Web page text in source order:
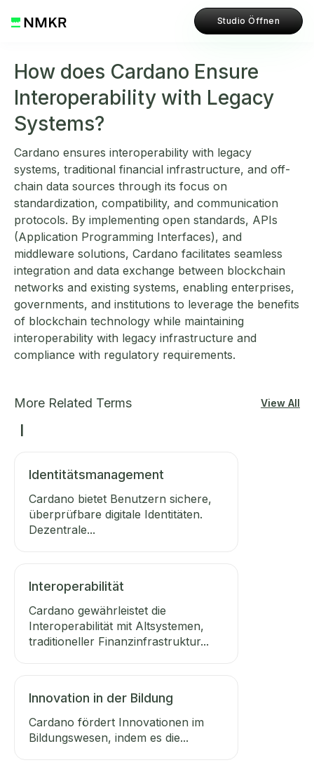
Studio Öffnen
How does Cardano Ensure
Interoperability with Legacy
Systems?
Cardano ensures interoperability with legacy
systems, traditional financial infrastructure, and off-
chain data sources through its focus on
standardization, compatibility, and communication
protocols. By implementing open standards, APIs
(Application Programming Interfaces), and
middleware solutions, Cardano facilitates seamless
integration and data exchange between blockchain
networks and existing systems, enabling enterprises,
governments, and institutions to leverage the benefits
of blockchain technology while maintaining
interoperability with legacy infrastructure and
compliance with regulatory requirements.
More Related Terms View All
I
Identitätsmanagement
Cardano bietet Benutzern sichere,
überprüfbare digitale Identitäten.
Dezentrale...
Interoperabilität
Cardano gewährleistet die
Interoperabilität mit Altsystemen,
traditioneller Finanzinfrastruktur...
Innovation in der Bildung
Cardano fördert Innovationen im
Bildungswesen, indem es die...